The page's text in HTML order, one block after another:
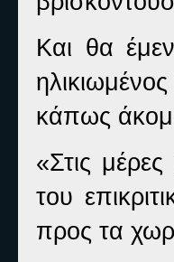
Και θα
κάπως
«Στις
του
προς τα